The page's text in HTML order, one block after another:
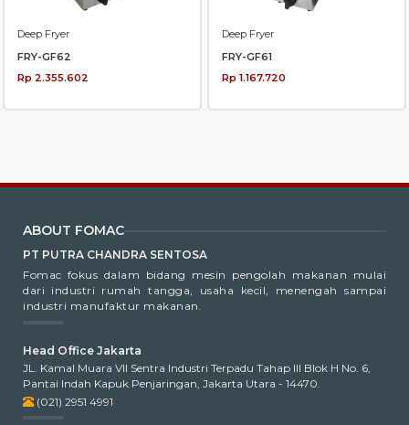
Deep Fryer
FRY-GF62
Rp 2.355.602
Deep Fryer
FRY-GF61
Rp 1.167.720
ABOUT FOMAC
PT PUTRA CHANDRA SENTOSA
Fomac fokus dalam bidang mesin pengolah makanan mulai
dari industri rumah tangga, usaha kecil, menengah sampai
industri manufaktur makanan.
Head Office Jakarta
JL. Kamal Muara VII Sentra Industri Terpadu Tahap III Blok H No. 6,
Pantai Indah Kapuk Penjaringan, Jakarta Utara - 14470.
(021) 2951 4991